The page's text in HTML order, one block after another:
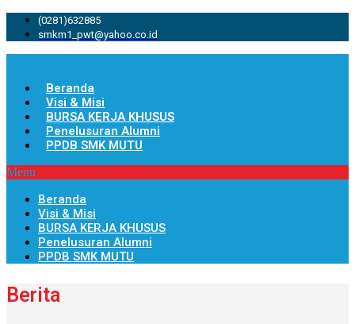
(0281)632885
smkm1_pwt@yahoo.co.id
Beranda
Visi & Misi
BURSA KERJA KHUSUS
Penelusuran Alumni
PPDB SMK MUTU
Menu
Beranda
Visi & Misi
BURSA KERJA KHUSUS
Penelusuran Alumni
PPDB SMK MUTU
Berita